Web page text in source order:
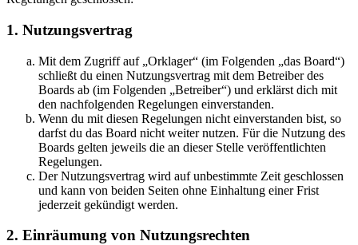
1. Nutzungsvertrag
Mit dem Zugriff auf „Orklager“ (im Folgenden „das Board“)
schließt du einen Nutzungsvertrag mit dem Betreiber des
Boards ab (im Folgenden „Betreiber“) und erklärst dich mit
den nachfolgenden Regelungen einverstanden.
Wenn du mit diesen Regelungen nicht einverstanden bist, so
darfst du das Board nicht weiter nutzen. Für die Nutzung des
Boards gelten jeweils die an dieser Stelle veröffentlichten
Regelungen.
Der Nutzungsvertrag wird auf unbestimmte Zeit geschlossen
und kann von beiden Seiten ohne Einhaltung einer Frist
jederzeit gekündigt werden.
2. Einräumung von Nutzungsrechten